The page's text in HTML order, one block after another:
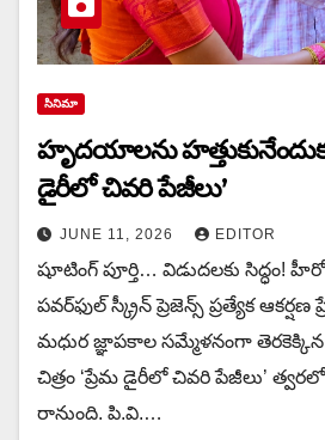
సినిమా
హృదయాలను
డైరీలో చివరి పేజీలు’
JUNE 11, 2026 EDITOR
షూటింగ్ పూర్తి… విడుదలకు సిద్ధం!
పవర్‌ఫుల్ స్క్రీన్ ప్రెజెన్స్ ప్రత్యేక
మధుర జ్ఞాపకాల సమ్మేళనంగా
చిత్రం ‘ప్రేమ డైరీలో చివరి పేజీలు’ త్వరలో
రానుంది. పి.వి.…